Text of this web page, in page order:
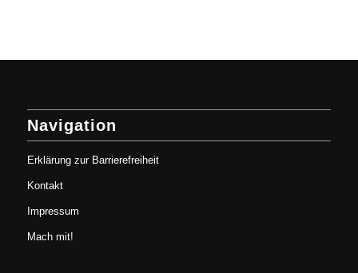
Navigation
Erklärung zur Barrierefreiheit
Kontakt
Impressum
Mach mit!